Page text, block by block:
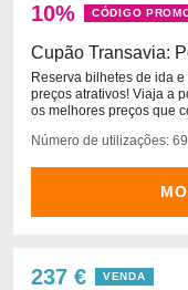
10% CÓDIGO
Cupão Transavia:
Reserva bilhetes de ida
preços atrativos! Viaja a
os melhores preços que
Número de utilizações: 69
237 € VENDA